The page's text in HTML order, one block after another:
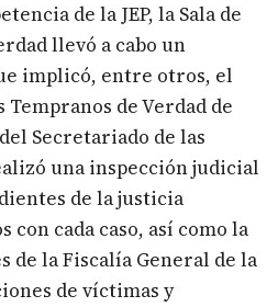
de la JEP, la Sala de
llevó a cabo un
implicó, entre otros, el
de Verdad de
Secretariado de las
una inspección judicial
de la justicia
cada caso, así como la
de la Fiscalía General de la
de víctimas y